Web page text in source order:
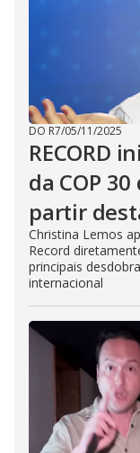
DO R7/05/11/2025
RECORD
da COP
partir
Christina Lemos
Record
principais
internacional